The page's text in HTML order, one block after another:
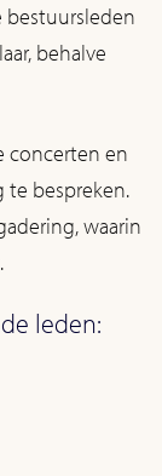
bestuursleden
behalve
concerten en
te bespreken.
waarin
leden: